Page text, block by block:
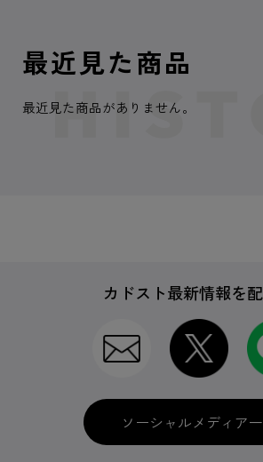
最近見た商品
最近見た商品がありません。
カドスト最新情報を
ソーシャルメディア